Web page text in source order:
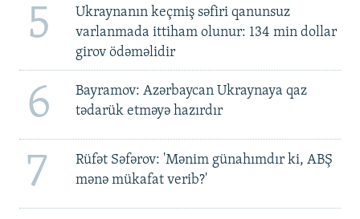
5
Ukraynanın keçmiş səfiri qanunsuz
varlanmada ittiham olunur: 134 min dollar
girov ödəməlidir
6
Bayramov: Azərbaycan Ukraynaya qaz
tədarük etməyə hazırdır
7
Rüfət Səfərov: 'Mənim günahımdır ki, ABŞ
mənə mükafat verib?'